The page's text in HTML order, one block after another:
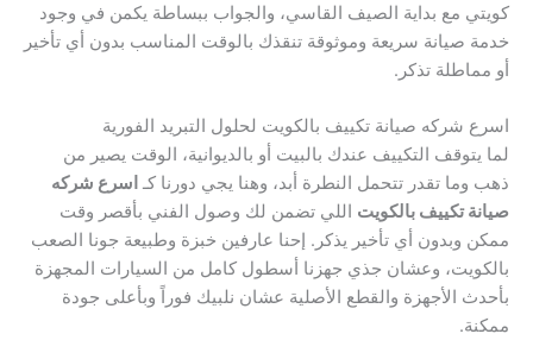
كويتي مع بداية الصيف القاسي، والجواب ببساطة يكمن في وجود
خدمة صيانة سريعة وموثوقة تنقذك بالوقت المناسب بدون أي تأخير
أو مماطلة تذكر.
اسرع شركه صيانة تكييف بالكويت لحلول التبريد الفورية
لما يتوقف التكييف عندك بالبيت أو بالديوانية، الوقت يصير من
ذهب وما تقدر تتحمل النطرة أبد، وهنا يجي دورنا كـ اسرع شركه
صيانة تكييف بالكويت اللي تضمن لك وصول الفني بأقصر وقت
ممكن وبدون أي تأخير يذكر. إحنا عارفين خبزة وطبيعة جونا الصعب
بالكويت، وعشان جذي جهزنا أسطول كامل من السيارات المجهزة
بأحدث الأجهزة والقطع الأصلية عشان نلبيك فوراً وبأعلى جودة
ممكنة.